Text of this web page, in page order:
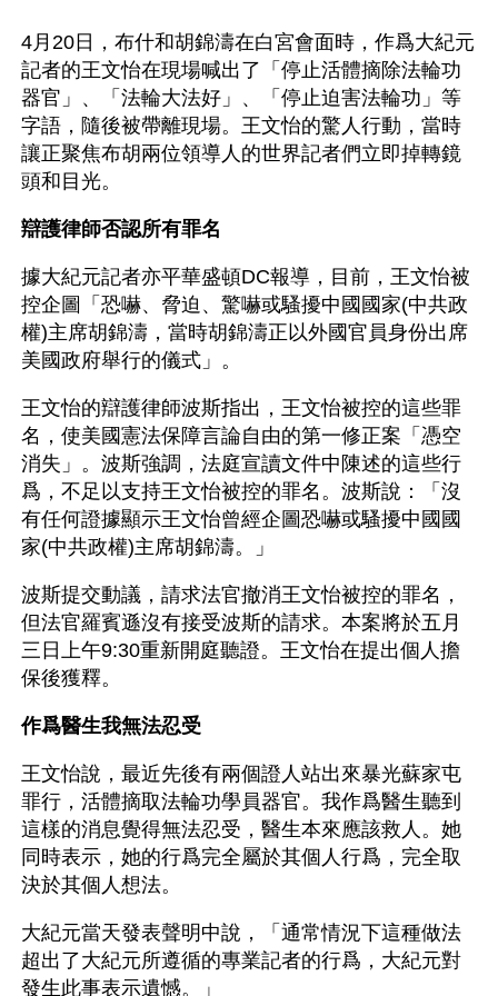
4月20日，布什和胡錦濤在白宮會面時，作爲大紀元
記者的王文怡在現場喊出了「停止活體摘除法輪功
器官」、「法輪大法好」、「停止迫害法輪功」等
字語，隨後被帶離現場。王文怡的驚人行動，當時
讓正聚焦布胡兩位領導人的世界記者們立即掉轉鏡
頭和目光。
辯護律師否認所有罪名
據大紀元記者亦平華盛頓DC報導，目前，王文怡被
控企圖「恐嚇、脅迫、驚嚇或騷擾中國國家(中共政
權)主席胡錦濤，當時胡錦濤正以外國官員身份出席
美國政府舉行的儀式」。
王文怡的辯護律師波斯指出，王文怡被控的這些罪
名，使美國憲法保障言論自由的第一修正案「憑空
消失」。波斯強調，法庭宣讀文件中陳述的這些行
爲，不足以支持王文怡被控的罪名。波斯說：「沒
有任何證據顯示王文怡曾經企圖恐嚇或騷擾中國國
家(中共政權)主席胡錦濤。」
波斯提交動議，請求法官撤消王文怡被控的罪名，
但法官羅賓遜沒有接受波斯的請求。本案將於五月
三日上午9:30重新開庭聽證。王文怡在提出個人擔
保後獲釋。
作爲醫生我無法忍受
王文怡說，最近先後有兩個證人站出來暴光蘇家屯
罪行，活體摘取法輪功學員器官。我作爲醫生聽到
這樣的消息覺得無法忍受，醫生本來應該救人。她
同時表示，她的行爲完全屬於其個人行爲，完全取
決於其個人想法。
大紀元當天發表聲明中說，「通常情況下這種做法
超出了大紀元所遵循的專業記者的行爲，大紀元對
發生此事表示遺憾。」